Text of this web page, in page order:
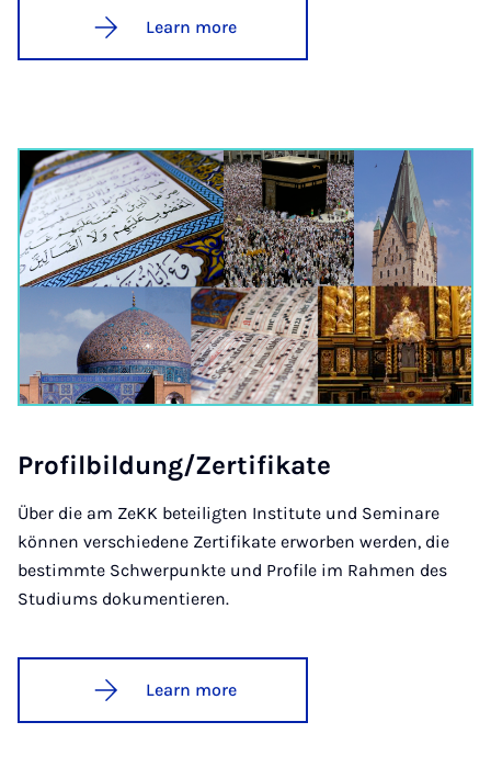
Learn more
Pro­fil­b­ildung/Zer­ti­fikate
Über die am ZeKK beteiligten Institute und Seminare
können verschiedene Zertifikate erworben werden, die
bestimmte Schwerpunkte und Profile im Rahmen des
Studiums dokumentieren.
Learn more